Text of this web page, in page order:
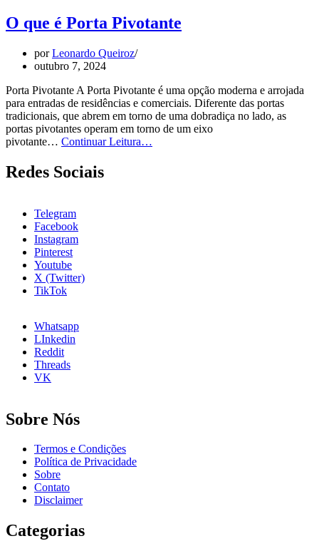
O que é Porta Pivotante
porLeonardo Queiroz
outubro 7, 2024
Porta Pivotante A Porta Pivotante é uma opção moderna e arrojada
para entradas de residências e comerciais. Diferente das portas
tradicionais, que abrem em torno de uma dobradiça no lado, as
portas pivotantes operam em torno de um eixo
pivotante… Continuar Leitura…
Redes Sociais
Telegram
Facebook
Instagram
Pinterest
Youtube
X (Twitter)
TikTok
Whatsapp
LInkedin
Reddit
Threads
VK
Sobre Nós
Termos e Condições
Política de Privacidade
Sobre
Contato
Disclaimer
Categorias